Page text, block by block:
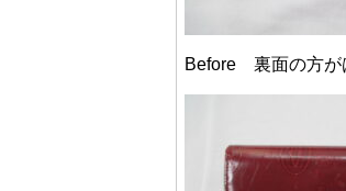
Before 裏面の方が